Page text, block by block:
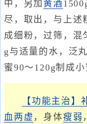
中，另加 黄酒
尽，取出，与上述
成细粉，过筛，混
g与适量的水，泛
蜜90～120g制成
【功能主治】
血两虚 ，身体瘦弱